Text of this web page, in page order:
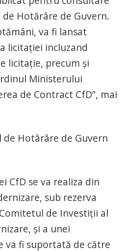
Hotărâre de Guvern.
va fi lansat
licitației incluzand
licitație, precum și
Ministerului
de Contract CfD”, mai
Hotârâre de Guvern
CfD se va realiza din
sub rezerva
de Investiții al
și a unei
va fi suportată de către